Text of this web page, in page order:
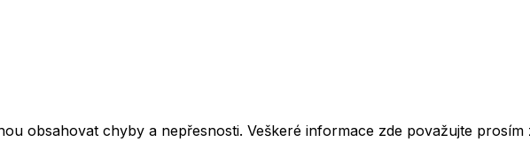
obsahovat chyby a nepřesnosti. Veškeré informace zde považujte prosím